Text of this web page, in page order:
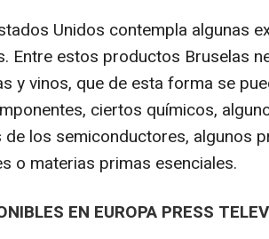
Unidos contempla algunas
Entre estos productos Bruselas
y vinos, que de esta forma se
ciertos químicos,
los semiconductores, algunos
o materias primas esenciales.
EN EUROPA PRESS